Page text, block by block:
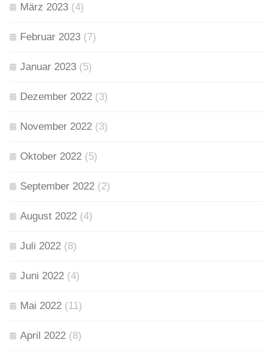
März 2023 (4)
Februar 2023 (7)
Januar 2023 (5)
Dezember 2022 (3)
November 2022 (3)
Oktober 2022 (5)
September 2022 (2)
August 2022 (4)
Juli 2022 (8)
Juni 2022 (4)
Mai 2022 (11)
April 2022 (8)